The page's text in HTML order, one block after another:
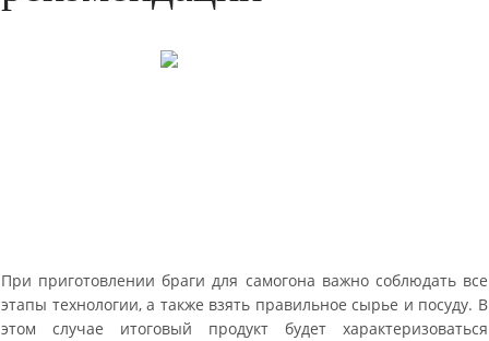
При приготовлении браги для самогона важно соблюдать все
этапы технологии, а также взять правильное сырье и посуду. В
этом случае итоговый продукт будет характеризоваться